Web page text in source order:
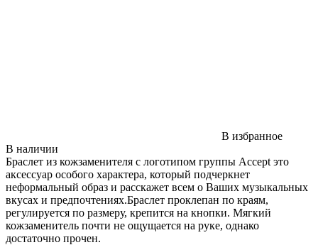
В избранное
В наличии
Браслет из кожзаменителя с логотипом группы Accept это
аксессуар особого характера, который подчеркнет
неформальный образ и расскажет всем о Ваших музыкальных
вкусах и предпочтениях.Браслет проклепан по краям,
регулируется по размеру, крепится на кнопки. Мягкий
кожзаменитель почти не ощущается на руке, однако
достаточно прочен.